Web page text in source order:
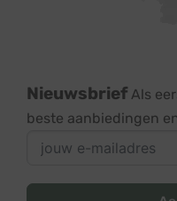
Nieuwsbrief Als
beste aanbiedingen